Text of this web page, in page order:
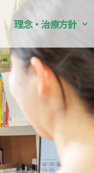
理念・治療方針